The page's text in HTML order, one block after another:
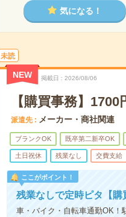
気になる！
未読
NEW 掲載日 2026/08/06
【購買事務】
派遣先 メーカー・商社関連
ブランクOK 既卒第二新卒OK
土日祝休 残業なし 交費支給
ここがポイント！
残業なしで定時ピタ【購
車・バイク・自転車通勤OK！